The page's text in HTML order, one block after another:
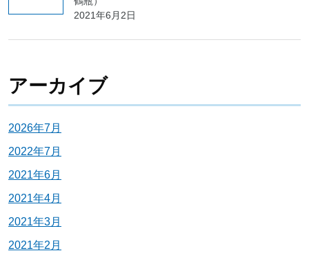
2021年6月2日
アーカイブ
2026年7月
2022年7月
2021年6月
2021年4月
2021年3月
2021年2月